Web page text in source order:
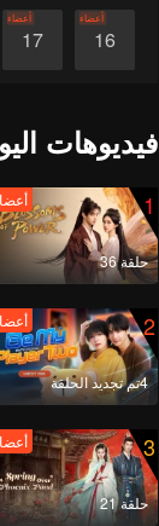
16
أعضاء
17
أعضاء
26
27
فيديوهات
1
حلقة 36
2
4تم تجديد الحلقة
3
حلقة 21